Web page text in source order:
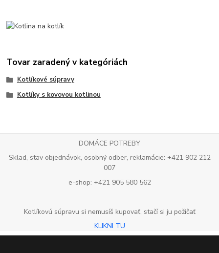
Tovar zaradený v kategóriách
Kotlíkové súpravy
Kotlíky s kovovou kotlinou
DOMÁCE POTREBY
Sklad, stav objednávok, osobný odber, reklamácie: +421 902 212
007
e-shop: +421 905 580 562
Kotlíkovú súpravu si nemusíš kupovať, stačí si ju požičať
KLIKNI TU